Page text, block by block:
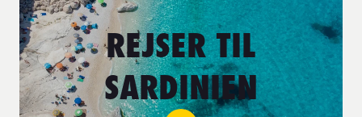
REJSER TIL
SARDINIEN